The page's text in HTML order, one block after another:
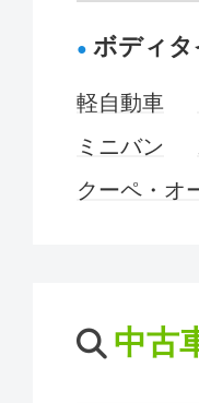
ボディ
軽自動車
ミニバン
クーペ・オ
中古